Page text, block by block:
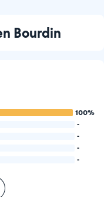
Bourdin
100%
-
-
-
-